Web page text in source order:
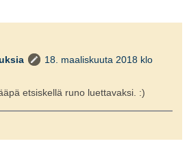
18. maaliskuuta 2018 klo
etsiskellä runo luettavaksi. :)